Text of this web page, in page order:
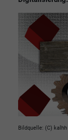
Bildquelle: (C)